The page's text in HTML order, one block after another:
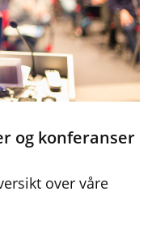
og konferanser
over våre